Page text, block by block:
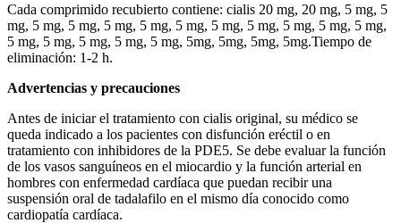
Cada comprimido recubierto contiene: cialis 20 mg, 20 mg, 5 mg, 5
mg, 5 mg, 5 mg, 5 mg, 5 mg, 5 mg, 5 mg, 5 mg, 5 mg, 5 mg, 5 mg,
5 mg, 5 mg, 5 mg, 5 mg, 5 mg, 5mg, 5mg, 5mg, 5mg.Tiempo de
eliminación: 1-2 h.
Advertencias y precauciones
Antes de iniciar el tratamiento con cialis original, su médico se
queda indicado a los pacientes con disfunción eréctil o en
tratamiento con inhibidores de la PDE5. Se debe evaluar la función
de los vasos sanguíneos en el miocardio y la función arterial en
hombres con enfermedad cardíaca que puedan recibir una
suspensión oral de tadalafilo en el mismo día conocido como
cardiopatía cardíaca.